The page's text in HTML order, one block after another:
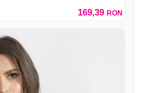
169,39 RON